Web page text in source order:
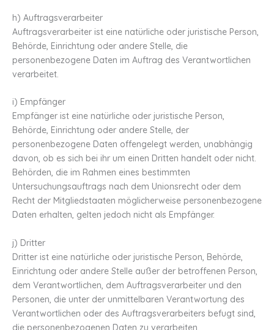
h) Auftragsverarbeiter
Auftragsverarbeiter ist eine natürliche oder juristische Person,
Behörde, Einrichtung oder andere Stelle, die
personenbezogene Daten im Auftrag des Verantwortlichen
verarbeitet.
i) Empfänger
Empfänger ist eine natürliche oder juristische Person,
Behörde, Einrichtung oder andere Stelle, der
personenbezogene Daten offengelegt werden, unabhängig
davon, ob es sich bei ihr um einen Dritten handelt oder nicht.
Behörden, die im Rahmen eines bestimmten
Untersuchungsauftrags nach dem Unionsrecht oder dem
Recht der Mitgliedstaaten möglicherweise personenbezogene
Daten erhalten, gelten jedoch nicht als Empfänger.
j) Dritter
Dritter ist eine natürliche oder juristische Person, Behörde,
Einrichtung oder andere Stelle außer der betroffenen Person,
dem Verantwortlichen, dem Auftragsverarbeiter und den
Personen, die unter der unmittelbaren Verantwortung des
Verantwortlichen oder des Auftragsverarbeiters befugt sind,
die personenbezogenen Daten zu verarbeiten.